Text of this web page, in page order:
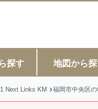
探す 地図から
Next Links KM 福岡市中央区